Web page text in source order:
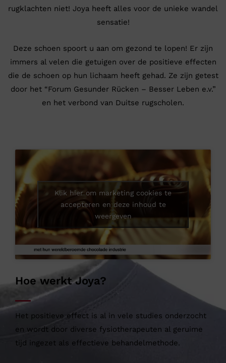
rugklachten niet! Joya heeft alles voor de unieke wandel
sensatie!
Deze schoen spoort u aan om gezond te lopen! Er zijn
immers al velen die getuigen over de positieve effecten
die de schoen op hun lichaam heeft gehad. Ze zijn getest
door het “Forum Gesunder Rücken – Besser Leben e.v.”
en het verbond van Duitse rugscholen.
Hoe werkt Joya?
Het positieve effect is al in vele studies onderzocht
en wordt door diverse fysiotherapeuten al geruime
tijd ingezet als effectieve behandelmethode.
Klik hier om marketing cookies te
accepteren en deze inhoud te
weergeven